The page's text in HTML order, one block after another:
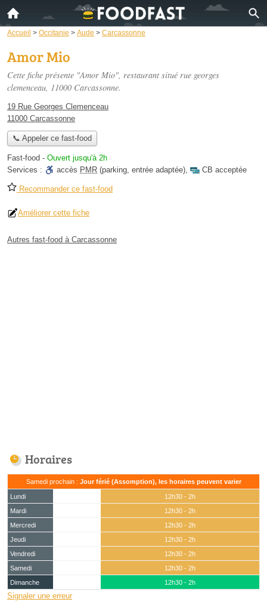
Accueil > Occitanie > Aude > Carcassonne
Amor Mio
Cette fiche présente "Amor Mio", restaurant situé rue georges
clemenceau, 11000 Carcassonne.
19 Rue Georges Clemenceau
11000 Carcassonne
📞 Appeler ce fast-food
Fast-food - Ouvert jusqu'à 2h
Services :
accès PMR (parking, entrée adaptée), CB acceptée
Recommander ce fast-food
Améliorer cette fiche
Autres fast-food à Carcassonne
Horaires
Samedi prochain : Jour férié (Assomption), les horaires peuvent varier
Lundi
12h30 - 2h
Mardi
12h30 - 2h
Mercredi
12h30 - 2h
Jeudi
12h30 - 2h
Vendredi
12h30 - 2h
Samedi
12h30 - 2h
Dimanche
12h30 - 2h
Signaler une erreur